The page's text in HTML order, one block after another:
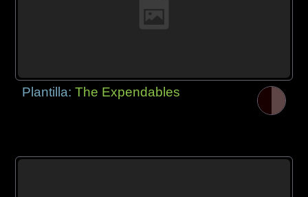
Plantilla:The Expendables